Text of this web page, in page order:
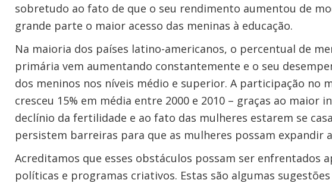
sobretudo ao fato de que o seu rendimento aumentou de
grande parte o maior acesso das meninas à educação.
Na maioria dos países latino-americanos, o percentual de
primária vem aumentando constantemente e o seu
dos meninos nos níveis médio e superior. A participação no
cresceu 15% em média entre 2000 e 2010 – graças ao maior
declínio da fertilidade e ao fato das mulheres estarem se
persistem barreiras para que as mulheres possam expandir
Acreditamos que esses obstáculos possam ser enfrentados
políticas e programas criativos. Estas são algumas